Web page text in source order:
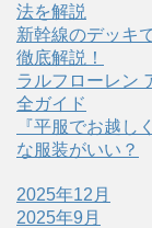
法を解説
新幹線のデッキ
徹底解説！
ラルフローレン
全ガイド
『平服でお越し
な服装がいい？
2025年12月
2025年9月